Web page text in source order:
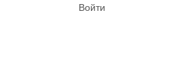
Войти